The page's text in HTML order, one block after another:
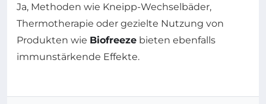
Ja, Methoden wie Kneipp-Wechselbäder,
Thermotherapie oder gezielte Nutzung von
Produkten wie Biofreeze bieten ebenfalls
immunstärkende Effekte.